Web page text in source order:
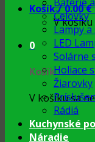
Košík /0.00€
V košíku
0
Košík
V košíku sa
Čelovky
Lampy
LED
Solárne
Holiace
Žiarovky
Rádiá
Kuchynské
Náradie